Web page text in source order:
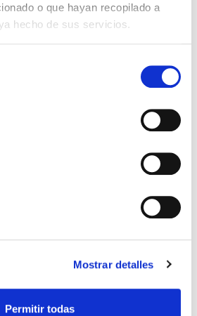
o que hayan recopilado a
hecho de sus servicios.
Mostrar detalles
Permitir todas